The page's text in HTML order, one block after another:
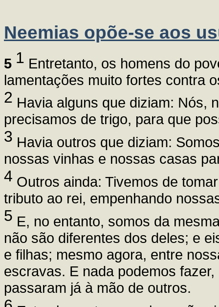
Neemias opõe-se aos
5 1 Entretanto, os homens do
lamentações muito fortes contra
2 Havia alguns que diziam: Nós,
precisamos de trigo, para que
3 Havia outros que diziam:
nossas vinhas e nossas casas
4 Outros ainda: Tivemos de
tributo ao rei, empenhando
5 E, no entanto, somos da
não são diferentes dos deles; e
e filhas; mesmo agora, entre
escravas. E nada podemos
passaram já à mão de outros.